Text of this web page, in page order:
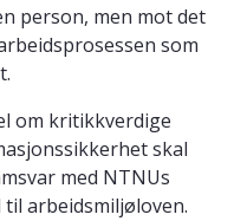
person, men mot det
som
om kritikkverdige
skal
med NTNUs
arbeidsmiljøloven.